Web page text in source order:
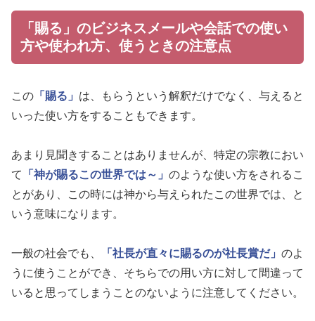
「賜る」のビジネスメールや会話での使い
方や使われ方、使うときの注意点
この 「賜る」 は、もらうという解釈だけでなく、与えると
いった使い方をすることもできます。
あまり見聞きすることはありませんが、特定の宗教におい
て
「神が賜るこの世界では～」 のような使い方をされるこ
とがあり、この時には神から与えられたこの世界では、と
いう意味になります。
一般の社会でも、 「社長が直々に賜るのが社長賞だ」 のよ
うに使うことができ、そちらでの用い方に対して間違って
いると思ってしまうことのないように注意してください。